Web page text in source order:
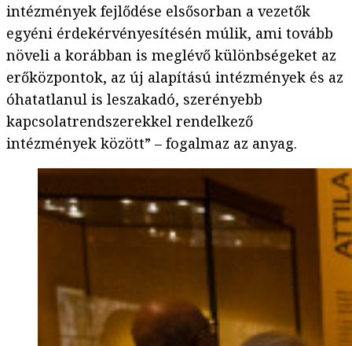
intézmények fejlődése elsősorban a vezetők
egyéni érdekérvényesítésén múlik, ami tovább
növeli a korábban is meglévő különbségeket az
erőközpontok, az új alapítású intézmények és az
óhatatlanul is leszakadó, szerényebb
kapcsolatrendszerekkel rendelkező
intézmények között” – fogalmaz az anyag.